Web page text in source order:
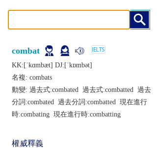
combat
KK:[ˈkɑmbæt] DJ:[ˈkɒmbǝt]
名複: combats
動變: 過去式:combated 過去式:combatted 過去
分詞:combated 過去分詞:combatted 現在進行
時:combating 現在進行時:combatting
權威釋義